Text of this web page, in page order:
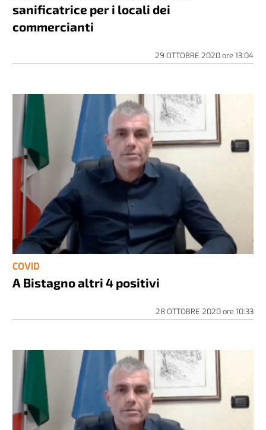
sanificatrice per i locali dei
commercianti
29 OTTOBRE 2020ore 13:04
COVID
A Bistagno altri 4 positivi
28 OTTOBRE 2020ore 10:33